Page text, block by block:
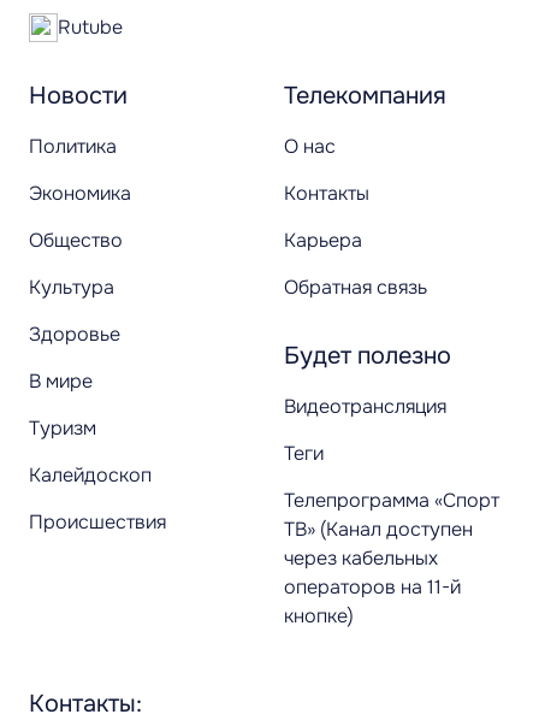
Новости
Политика
Экономика
Общество
Культура
Здоровье
В мире
Туризм
Калейдоскоп
Происшествия
Телекомпания
О нас
Контакты
Карьера
Обратная связь
Будет полезно
Видеотрансляция
Теги
Телепрограмма «Спорт
ТВ» (Канал доступен
через кабельных
операторов на 11-й
кнопке)
Rutube
Контакты: